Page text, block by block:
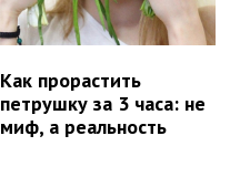
Как прорастить
петрушку за 3 часа: не
миф, а реальность